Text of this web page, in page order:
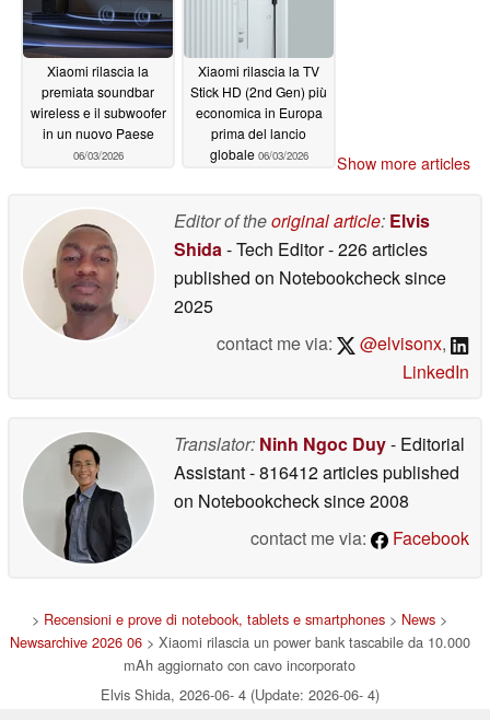
Xiaomi rilascia la
premiata soundbar
wireless e il subwoofer
in un nuovo Paese
06/03/2026
Xiaomi rilascia la TV
Stick HD (2nd Gen) più
economica in Europa
prima del lancio
globale 06/03/2026 Show more articles
Editor of theoriginal article: Elvis
Shida- Tech Editor- 226 articles
published on Notebookchecksince
2025
contact me via:
@elvisonx,
LinkedIn
Translator: Ninh Ngoc Duy- Editorial
Assistant- 816412 articles published
on Notebookchecksince 2008
contact me via:
Facebook
> Recensioni e prove di notebook, tablets e smartphones > News >
Newsarchive 2026 06> Xiaomi rilascia un power bank tascabile da 10.000
mAh aggiornato con cavo incorporato
Elvis Shida, 2026-06- 4 (Update: 2026-06- 4)